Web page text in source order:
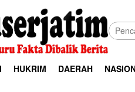
HUKRIM DAERAH